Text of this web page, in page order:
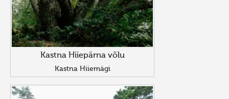
Kastna Hiiepärna võlu
Kastna Hiiemägi